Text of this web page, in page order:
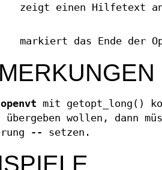
zeigt einen Hilfetext an
markiert das Ende der
openvt mit getopt_long()
übergeben wollen, dann
-- setzen.